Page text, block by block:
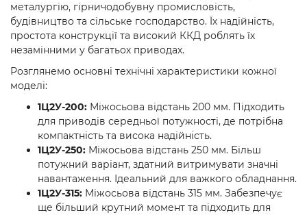
металургію, гірничодобувну промисловість,
будівництво та сільське господарство. Їх надійність,
простота конструкції та високий ККД роблять їх
незамінними у багатьох приводах.
Розглянемо основні технічні характеристики кожної
моделі:
1Ц2У-200: Міжосьова відстань 200 мм. Підходить
для приводів середньої потужності, де потрібна
компактність та висока надійність.
1Ц2У-250: Міжосьова відстань 250 мм. Більш
потужний варіант, здатний витримувати значні
навантаження. Ідеальний для важкого обладнання.
1Ц2У-315: Міжосьова відстань 315 мм. Забезпечує
ще більший крутний момент та підходить для